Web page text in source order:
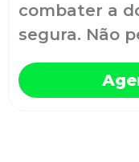
combater a
segura. Não